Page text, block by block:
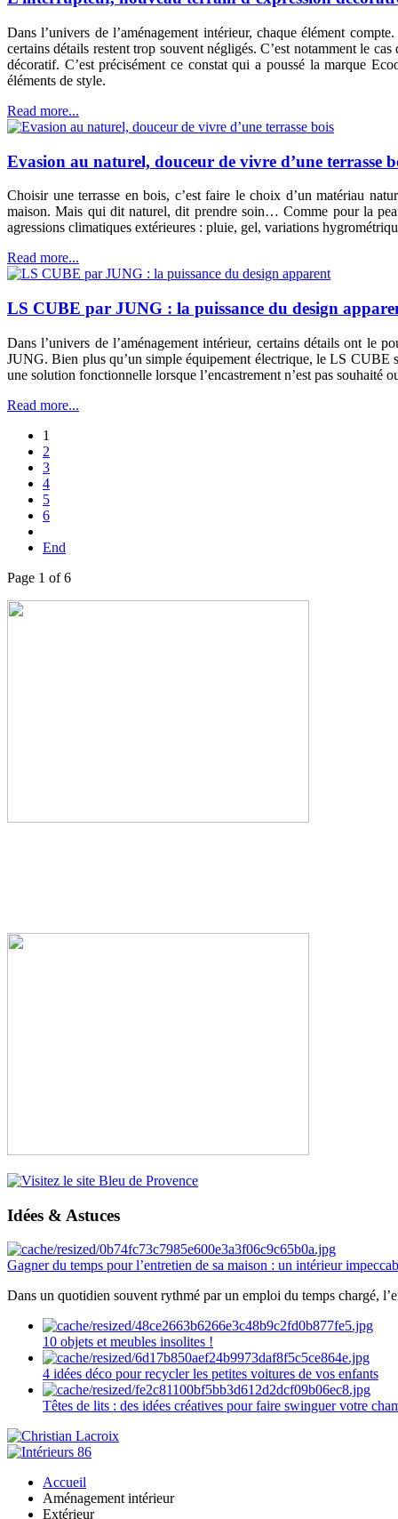
Dans l’univers de l’aménagement intérieur, chaque élément
certains détails restent trop souvent négligés. C’est notamment le
décoratif. C’est précisément ce constat qui a poussé la marque
éléments de style.
Read more...
Evasion au naturel, douceur de vivre d’une terrasse
Choisir une terrasse en bois, c’est faire le choix d’un matériau
maison. Mais qui dit naturel, dit prendre soin… Comme pour la
agressions climatiques extérieures : pluie, gel, variations
Read more...
LS CUBE par JUNG : la puissance du design
Dans l’univers de l’aménagement intérieur, certains détails ont le
JUNG. Bien plus qu’un simple équipement électrique, le LS CUBE
une solution fonctionnelle lorsque l’encastrement n’est pas souhaité
Read more...
1
2
3
4
5
6
End
Page 1 of 6
Idées & Astuces
Gagner du temps pour l’entretien de sa maison : un intérieur
Dans un quotidien souvent rythmé par un emploi du temps chargé,
10 objets et meubles insolites !
4 idées déco pour recycler les petites voitures de vos enfants
Têtes de lits : des idées créatives pour faire swinguer votre
Accueil
Aménagement intérieur
Extérieur